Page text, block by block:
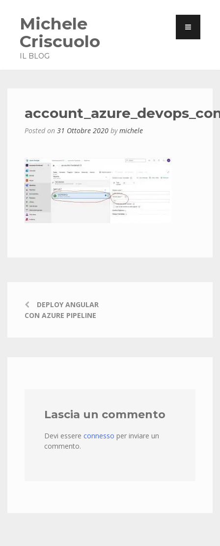
Michele
Criscuolo
IL BLOG
Posted on 31 Ottobre 2020 bymichele
DEPLOY ANGULAR
CON AZURE PIPELINE
Lascia un commento
Devi essere connesso per inviare un
commento.